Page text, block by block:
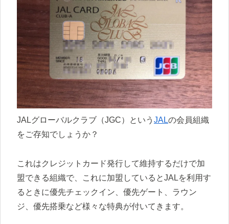
JALグローバルクラブ（JGC）という JALの会員組織
をご存知でしょうか？
これはクレジットカード発行して維持するだけで加
盟できる組織で、これに加盟しているとJALを利用す
るときに優先チェックイン、優先ゲート、ラウン
ジ、優先搭乗など様々な特典が付いてきます。